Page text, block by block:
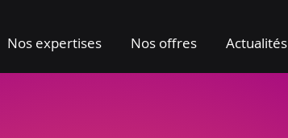
Nos expertises Nos offres Actualités